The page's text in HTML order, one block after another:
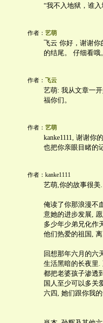
“我不入地狱，谁入
作者： 艺萌
飞云 你好，谢谢
的结尾。 仔细看哦
作者： 飞云
艺萌: 我从文章一
福你们。
作者： 艺萌
kanke1111, 谢谢你
也把你亲眼目睹的
作者：kanke1111
艺萌,你的故事很美
俺读了你那浪漫不
意她的进步发展,
多少年少弟兄化作
他们热爱的祖国,
回想那年六月的六
生活黑暗的长夜里.
都把老婆孩子渗透
国人至少可以多关
六四, 她们跟你我